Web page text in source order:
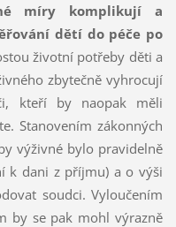
míry komplikují a
dětí do péče po
životní potřeby děti a
zbytečně vyhrocují
kteří by naopak měli
Stanovením zákonných
výživné bylo pravidelně
k dani z příjmu) a o výši
soudci. Vyloučením
by se pak mohl výrazně